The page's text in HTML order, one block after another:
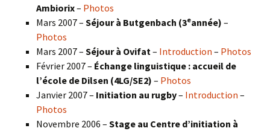
Ambiorix– Photos
Mars 2007 – Séjour à Butgenbach (3eannée) –
Photos
Mars 2007 – Séjour à Ovifat – Introduction – Photos
Février 2007 – Échange linguistique : accueil de
l’école de Dilsen (4LG/SE2) – Photos
Janvier 2007 – Initiation au rugby– Introduction –
Photos
Novembre 2006 – Stage au Centre d’initiation à